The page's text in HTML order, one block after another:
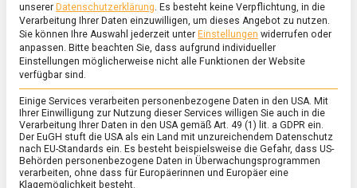
POLITIK/TV
„Berliner Rezepte“ mit Bernd Westphal
unserer Datenschutzerklärung. Es besteht keine Verpflichtung, in die
Verarbeitung Ihrer Daten einzuwilligen, um dieses Angebot zu nutzen.
Sie können Ihre Auswahl jederzeit unter Einstellungen widerrufen oder
anpassen. Bitte beachten Sie, dass aufgrund individueller
Einstellungen möglicherweise nicht alle Funktionen der Website
verfügbar sind.
Einige Services verarbeiten personenbezogene Daten in den USA. Mit
Ihrer Einwilligung zur Nutzung dieser Services willigen Sie auch in die
Verarbeitung Ihrer Daten in den USA gemäß Art. 49 (1) lit. a GDPR ein.
Der EuGH stuft die USA als ein Land mit unzureichendem Datenschutz
nach EU-Standards ein. Es besteht beispielsweise die Gefahr, dass US-
Behörden personenbezogene Daten in Überwachungsprogrammen
verarbeiten, ohne dass für Europäerinnen und Europäer eine
Klagemöglichkeit besteht.